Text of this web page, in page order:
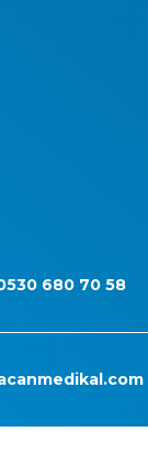
680 70 58